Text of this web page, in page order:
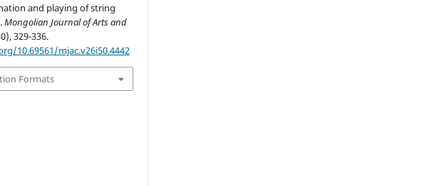
and playing of string
Mongolian Journal of Arts and
329-336.
10.69561/mjac.v26i50.4442
Formats